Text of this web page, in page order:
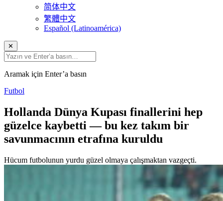
简体中文
繁體中文
Español (Latinoamérica)
✕
Aramak için Enter’a basın
Futbol
Hollanda Dünya Kupası finallerini hep
güzelce kaybetti — bu kez takım bir
savunmacının etrafına kuruldu
Hücum futbolunun yurdu güzel olmaya çalışmaktan vazgeçti.